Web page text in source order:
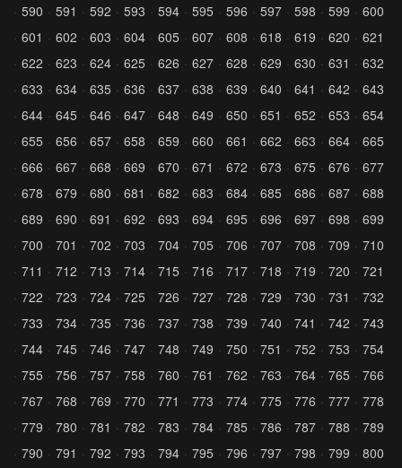
590
591 592 593 594 595 596 597 598 599
600
601
602 603 604 605 607 608 618 619 620
621
622
623 624 625 626 627 628 629 630 631
632
633
634 635 636 637 638 639 640 641 642
643
644
645 646 647 648 649 650 651 652 653
654
655
656 657 658 659 660 661 662 663 664
665
666
667 668 669 670 671 672 673 675 676
677
678
679 680 681 682 683 684 685 686 687
688
689
690 691 692 693 694 695 696 697 698
699
700
701 702 703 704 705 706 707 708 709
710
711
712 713 714 715 716 717 718 719 720
721
722
723 724 725 726 727 728 729 730 731
732
733
734 735 736 737 738 739 740 741 742
743
744
745 746 747 748 749 750 751 752 753
754
755
756 757 758 760 761 762 763 764 765
766
767
768 769 770 771 773 774 775 776 777
778
779
780 781 782 783 784 785 786 787 788
789
790
791 792 793 794 795 796 797 798 799
800